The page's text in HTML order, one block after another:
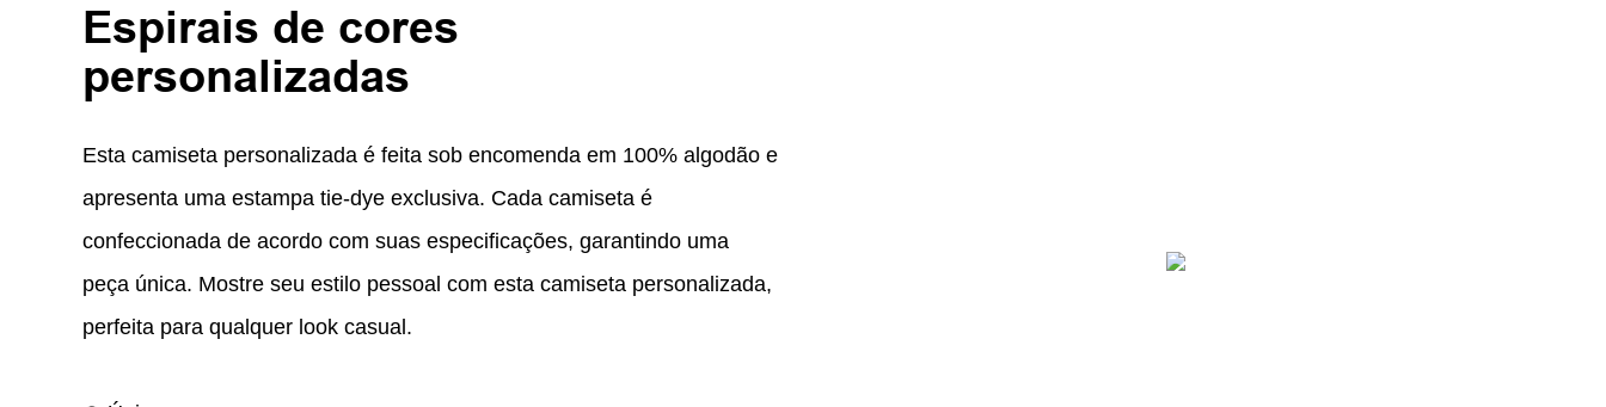
Espirais de cores
personalizadas
Esta camiseta personalizada é feita sob encomenda em 100% algodão e
apresenta uma estampa tie-dye exclusiva. Cada camiseta é
confeccionada de acordo com suas especificações, garantindo uma
peça única. Mostre seu estilo pessoal com esta camiseta personalizada,
perfeita para qualquer look casual.